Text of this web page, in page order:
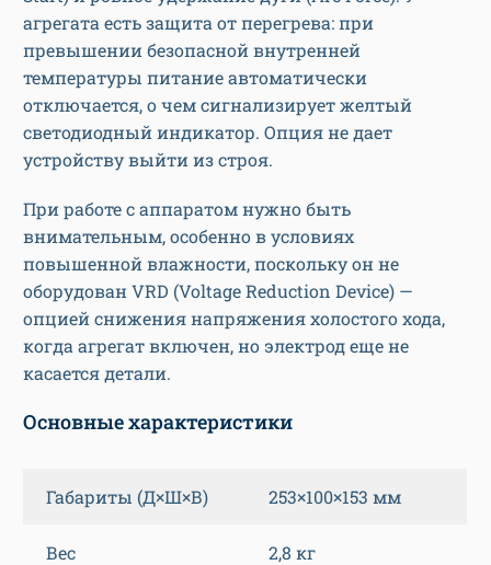
агрегата есть защита от перегрева: при
превышении безопасной внутренней
температуры питание автоматически
отключается, о чем сигнализирует желтый
светодиодный индикатор. Опция не дает
устройству выйти из строя.
При работе с аппаратом нужно быть
внимательным, особенно в условиях
повышенной влажности, поскольку он не
оборудован VRD (Voltage Reduction Device) —
опцией снижения напряжения холостого хода,
когда агрегат включен, но электрод еще не
касается детали.
Основные характеристики
Габариты (Д×Ш×В) 253×100×153 мм
Вес 2,8 кг